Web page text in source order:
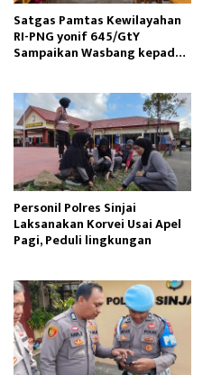
Satgas Pamtas Kewilayahan
RI-PNG yonif 645/GtY
Sampaikan Wasbang kepada
Personil Polres Sinjai
Laksanakan Korvei Usai Apel
Pagi, Peduli lingkungan